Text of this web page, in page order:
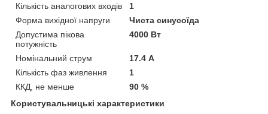
Кількість аналогових входів
1
Форма вихідної напруги
Чиста синусоїда
Допустима пікова
потужність
4000 Вт
Номінальний струм
17.4 А
Кількість фаз живлення
1
ККД, не менше
90 %
Користувальницькі характеристики